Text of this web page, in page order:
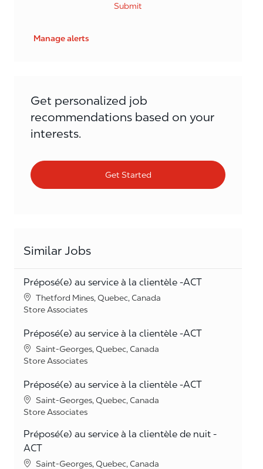
Submit
Manage alerts
Get personalized job
recommendations based on your
interests.
Get Started
Similar Jobs
Préposé(e) au service à la clientèle -ACT
Location
Thetford Mines, Quebec, Canada
Category
Store Associates
Préposé(e) au service à la clientèle -ACT
Location
Saint-Georges, Quebec, Canada
Category
Store Associates
Préposé(e) au service à la clientèle -ACT
Location
Saint-Georges, Quebec, Canada
Category
Store Associates
Préposé(e) au service à la clientèle de nuit -
ACT
Location
Saint-Georges, Quebec, Canada